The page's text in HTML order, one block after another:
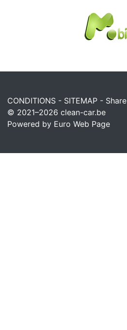
CONDITIONS - SITEMAP - Share
© 2021–2026 clean-car.be
Powered by Euro Web Page